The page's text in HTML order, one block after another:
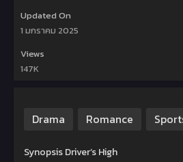
Updated On
1 มกราคม 2025
Views
147K
Drama Romance
Synopsis Driver’s High